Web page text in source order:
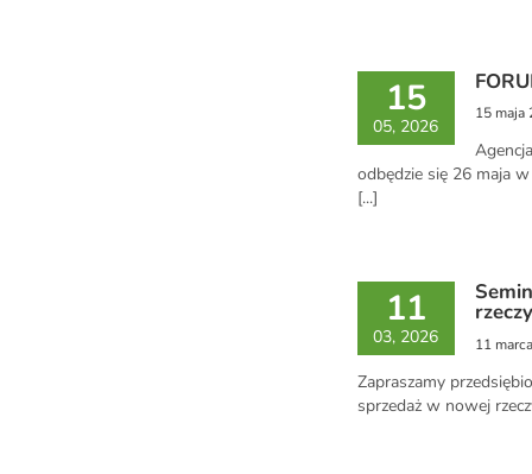
15
05, 2026
15 maja
odbędzie się 26 maja
[...]
11
03, 2026 11
Zapraszamy
sprzedaż w nowej